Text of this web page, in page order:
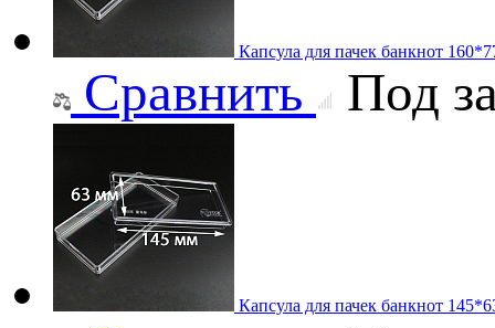
Капсула для пачек банкнот
Сравнить Под
Капсула для пачек банкнот